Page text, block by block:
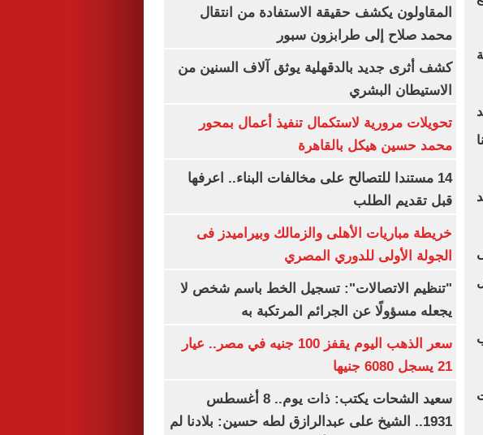
المقاولون يكشف حقيقة الاستفادة من انتقال
محمد صلاح إلى طرابزون سبور
كشف أثرى جديد بالدقهلية يوثق آلاف السنين من
الاستيطان البشري
تحويلات مرورية لاستكمال تنفيذ أعمال بمحور
محمد حسين هيكل بالقاهرة
14 مستندا للتصالح على مخالفات البناء.. اعرفها
قبل تقديم الطلب
خريطة مباريات الأهلى والزمالك وبيراميدز فى
الجولة الأولى للدوري المصري
"تنظيم الاتصالات": تسجيل الخط باسم شخص لا
يجعله مسؤولًا عن الجرائم المرتكبة به
سعر الذهب اليوم يقفز 100 جنيه في مصر.. عيار
21 يسجل 6080 جنيها
سعيد الشحات يكتب: ذات يوم.. 8 أغسطس
1931.. الشيخ على عبدالرازق لطه حسين: بلادنا لم